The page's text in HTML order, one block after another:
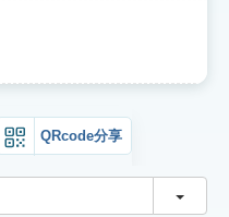
QRcode分享
切換